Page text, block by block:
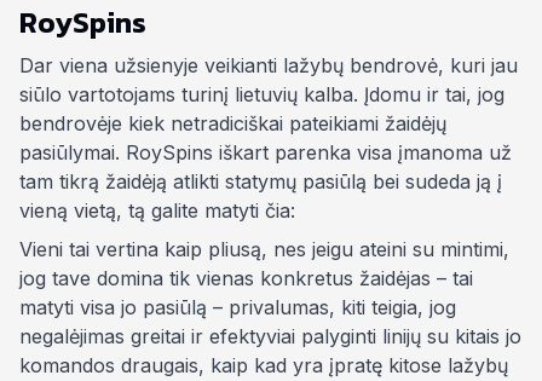
RoySpins
Dar viena užsienyje veikianti lažybų bendrovė, kuri jau
siūlo vartotojams turinį lietuvių kalba. Įdomu ir tai, jog
bendrovėje kiek netradiciškai pateikiami žaidėjų
pasiūlymai. RoySpins iškart parenka visa įmanoma už
tam tikrą žaidėją atlikti statymų pasiūlą bei sudeda ją į
vieną vietą, tą galite matyti čia:
Vieni tai vertina kaip pliusą, nes jeigu ateini su mintimi,
jog tave domina tik vienas konkretus žaidėjas – tai
matyti visa jo pasiūlą – privalumas, kiti teigia, jog
negalėjimas greitai ir efektyviai palyginti linijų su kitais jo
komandos draugais, kaip kad yra įpratę kitose lažybų